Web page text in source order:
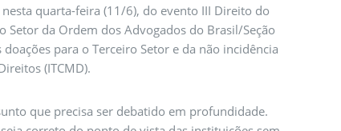
quarta-feira (11/6), do evento III Direito do
da Ordem dos Advogados do Brasil/Seção
para o Terceiro Setor e da não incidência
(ITCMD).
que precisa ser debatido em profundidade.